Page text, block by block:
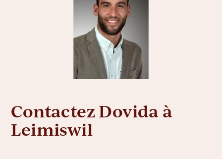
Contactez Dovida à
Leimiswil